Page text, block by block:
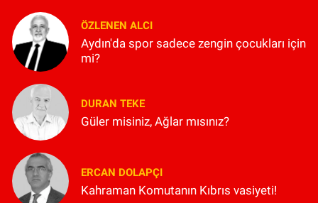
ÖZLENEN ALCI
Aydın'da spor sadece zengin çocukları için
mi?
DURAN TEKE
Güler misiniz, Ağlar mısınız?
ERCAN DOLAPÇI
Kahraman Komutanın Kıbrıs vasiyeti!